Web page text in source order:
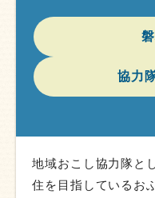
協力
地域おこし協力隊と
住を目指しているお